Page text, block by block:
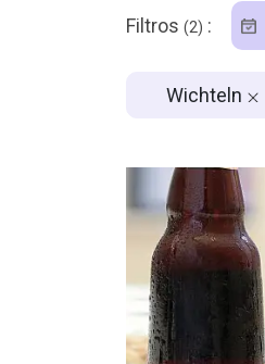
Filtros (2) :
Wichteln